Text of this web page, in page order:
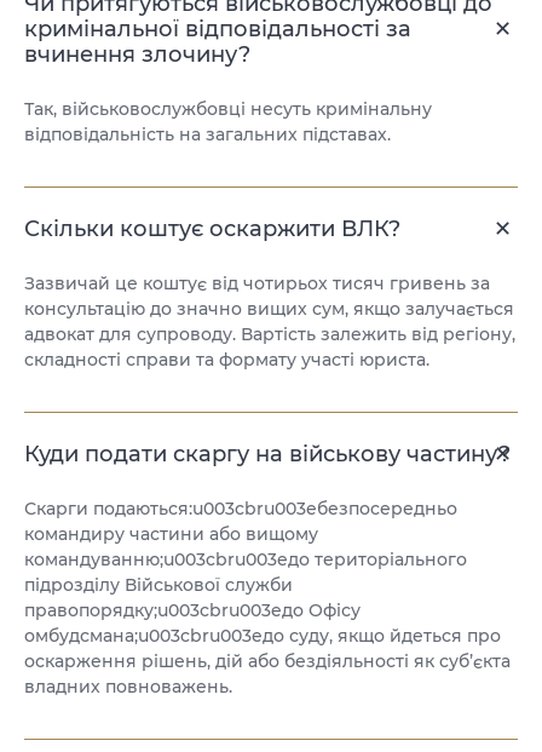
кримінальної відповідальності за
вчинення злочину?
Так, військовослужбовці несуть кримінальну
відповідальність на загальних підставах.
Скільки коштує оскаржити ВЛК?
Зазвичай це коштує від чотирьох тисяч гривень за
консультацію до значно вищих сум, якщо залучається
адвокат для супроводу. Вартість залежить від регіону,
складності справи та формату участі юриста.
Куди подати скаргу на військову частину?
Скарги подаються:u003cbru003eбезпосередньо
командиру частини або вищому
командуванню;u003cbru003eдо територіального
підрозділу Військової служби
правопорядку;u003cbru003eдо Офісу
омбудсмана;u003cbru003eдо суду, якщо йдеться про
оскарження рішень, дій або бездіяльності як суб’єкта
владних повноважень.